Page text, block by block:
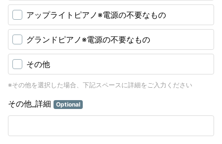
アップライトピアノ※電源の不要なもの
グランドピアノ※電源の不要なもの
その他
※その他を選択した場合、下記スペースに詳細をご入力ください
その他_詳細 Optional